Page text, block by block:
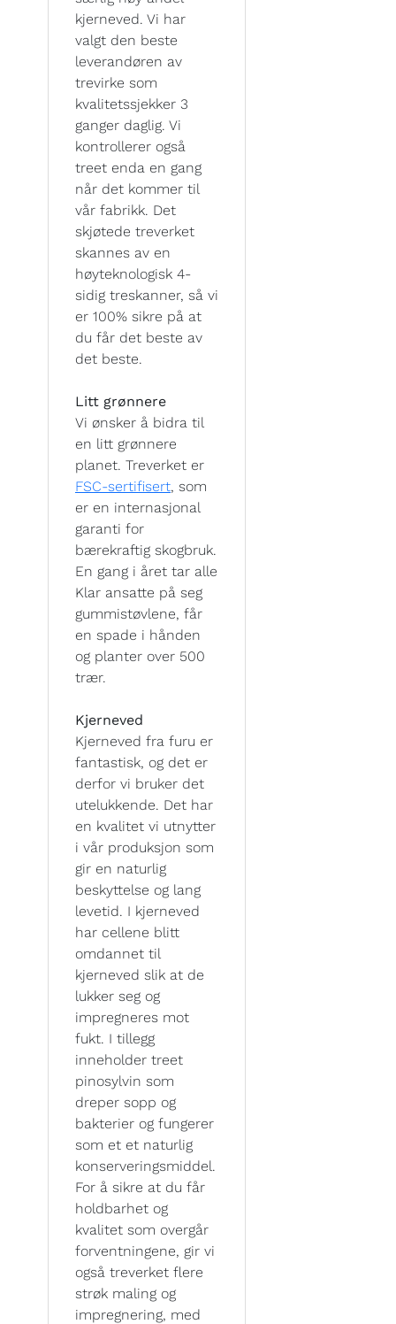
kjerneved. Vi har
valgt den beste
leverandøren av
trevirke som
kvalitetssjekker 3
ganger daglig. Vi
kontrollerer også
treet enda en gang
når det kommer til
vår fabrikk. Det
skjøtede treverket
skannes av en
høyteknologisk 4-
sidig treskanner, så vi
er 100% sikre på at
du får det beste av
det beste.
Litt grønnere
Vi ønsker å bidra til
en litt grønnere
planet. Treverket er
FSC-sertifisert, som
er en internasjonal
garanti for
bærekraftig skogbruk.
En gang i året tar alle
Klar ansatte på seg
gummistøvlene, får
en spade i hånden
og planter over 500
trær.
Kjerneved
Kjerneved fra furu er
fantastisk, og det er
derfor vi bruker det
utelukkende. Det har
en kvalitet vi utnytter
i vår produksjon som
gir en naturlig
beskyttelse og lang
levetid. I kjerneved
har cellene blitt
omdannet til
kjerneved slik at de
lukker seg og
impregneres mot
fukt. I tillegg
inneholder treet
pinosylvin som
dreper sopp og
bakterier og fungerer
som et et naturlig
konserveringsmiddel.
For å sikre at du får
holdbarhet og
kvalitet som overgår
forventningene, gir vi
også treverket flere
strøk maling og
impregnering, med